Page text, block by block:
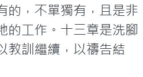
的，不單獨有，且是非
的工作。十三章是洗腳
教訓繼續，以禱告結